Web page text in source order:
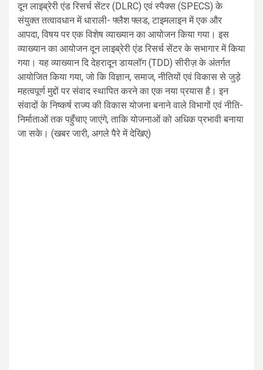
दून लाइब्रेरी एंड रिसर्च सेंटर (DLRC) एवं स्पैक्स (SPECS) के
संयुक्त तत्वावधान में धाराली- फ्लैश फ्लड, टाइमलाइन में एक और
आपदा, विषय पर एक विशेष व्याख्यान का आयोजन किया गया। इस
व्याख्यान का आयोजन दून लाइब्रेरी एंड रिसर्च सेंटर के सभागार में किया
गया। यह व्याख्यान दि देहरादून डायलॉग (TDD) सीरीज़ के अंतर्गत
आयोजित किया गया, जो कि विज्ञान, समाज, नीतियों एवं विकास से जुड़े
महत्वपूर्ण मुद्दों पर संवाद स्थापित करने का एक नया प्रयास है। इन
संवादों के निष्कर्ष राज्य की विकास योजना बनाने वाले विभागों एवं नीति-
निर्माताओं तक पहुँचाए जाएंगे, ताकि योजनाओं को अधिक प्रभावी बनाया
जा सके। (खबर जारी, अगले पैरे में देखिए)